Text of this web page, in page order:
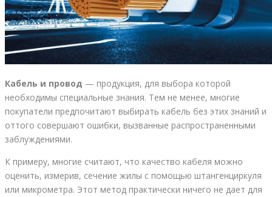
Кабель и провод — продукция, для выбора которой
необходимы специальные знания. Тем не менее, многие
покупатели предпочитают выбирать кабель без этих знаний и
оттого совершают ошибки, вызванные распространенными
заблуждениями.
К примеру, многие считают, что качество кабеля можно
оценить, измерив, сечение жилы с помощью штангенциркуля
или микрометра. Этот метод практически ничего не дает для